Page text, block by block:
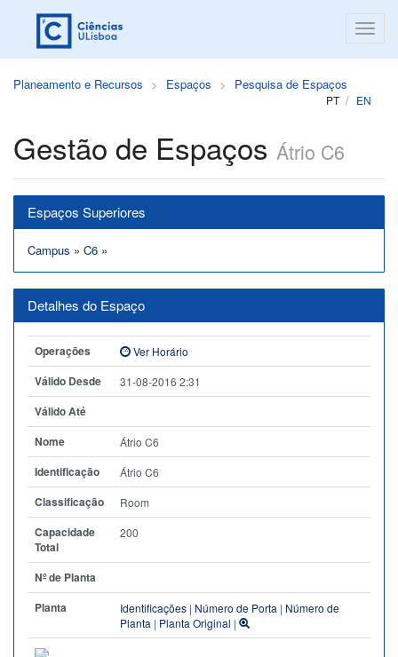
Planeamento e Recursos Espaços Pesquisa de Espaços
PT EN
Gestão de Espaços Átrio C6
Espaços Superiores
Campus » C6 »
Detalhes do Espaço
Operações Ver Horário
Válido Desde 31-08-2016 2:31
Válido Até
Nome
Átrio C6
Identificação Átrio C6
Classificação Room
Capacidade
Total
200
Nº de Planta
Planta
Identificações | Número de Porta | Número de
Planta | Planta Original |